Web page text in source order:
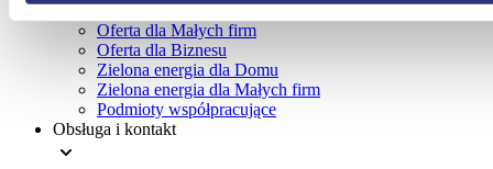
stopki
Oferta dla Domu
Oferta dla Małych firm
Oferta dla Biznesu
Zielona energia dla Domu
Zielona energia dla Małych firm
Podmioty współpracujące
Obsługa i kontakt